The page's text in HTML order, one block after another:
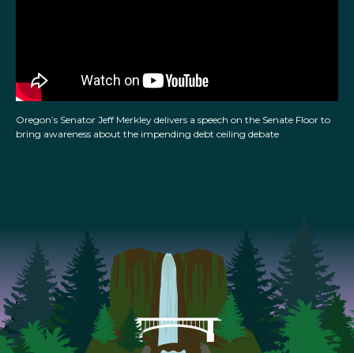
Oregon’s Senator Jeff Merkley delivers a speech on the Senate Floor to
bring awareness about the impending debt ceiling debate